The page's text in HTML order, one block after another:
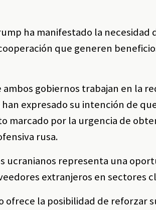
ha manifestado la necesidad
que generen
ambos gobiernos trabajan en la
expresado su intención de
marcado por la urgencia de
rusa.
ucranianos representa una
extranjeros en sectores
ofrece la posibilidad de reforzar